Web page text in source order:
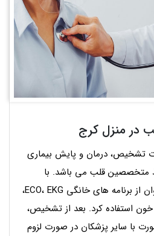
در منزل کرج
تشخیص، درمان و پایش بیماری
متخصصین قلب می باشد. با
معاینه دقیق قلب، می توان از برنامه های خانگی ECO، EKG،
خون استفاده کرد. بعد از تشخیص،
با سایر پزشکان در صورت لزوم